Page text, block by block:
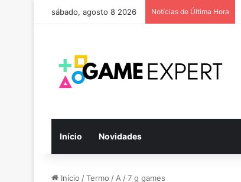
sábado, agosto 8 2026 Notícias de Última Hora
Início Novidades
Início /Termo / A /7 g games